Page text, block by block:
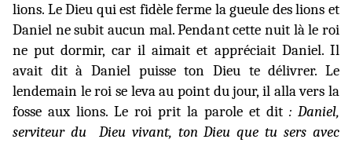
lions. Le Dieu qui est fidèle ferme la gueule des lions et
Daniel ne subit aucun mal. Pendant cette nuit là le roi
ne put dormir, car il aimait et appréciait Daniel. Il
avait dit à Daniel puisse ton Dieu te délivrer. Le
lendemain le roi se leva au point du jour, il alla vers la
fosse aux lions. Le roi prit la parole et dit : Daniel,
serviteur du Dieu vivant, ton Dieu que tu sers avec